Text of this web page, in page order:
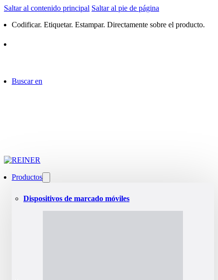
Saltar al contenido principal Saltar al pie de página
Codificar. Etiquetar. Estampar. Directamente sobre el producto.
Buscar en
Productos
Dispositivos de marcado móviles